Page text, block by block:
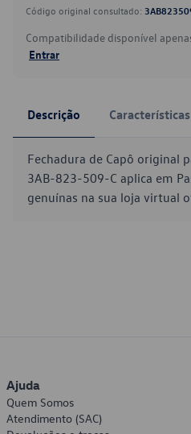
Código original consultado:
Compatibilidade disponível
Entrar
Descrição Características
Fechadura de Capô original
3AB-823-509-C aplica em
genuínas na sua loja virtual
Ajuda
Quem Somos
Atendimento (SAC)